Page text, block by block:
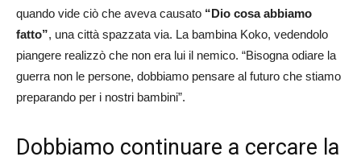
quando vide ciò che aveva causato “Dio cosa abbiamo
fatto”, una città spazzata via. La bambina Koko, vedendolo
piangere realizzò che non era lui il nemico. “Bisogna odiare la
guerra non le persone, dobbiamo pensare al futuro che stiamo
preparando per i nostri bambini”.
Dobbiamo continuare a cercare la